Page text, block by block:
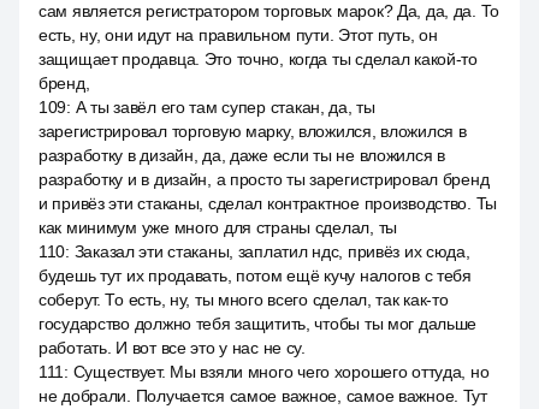
сам является регистратором торговых марок? Да, да, да. То
есть, ну, они идут на правильном пути. Этот путь, он
защищает продавца. Это точно, когда ты сделал какой-то
бренд,
109: А ты завёл его там супер стакан, да, ты
зарегистрировал торговую марку, вложился, вложился в
разработку в дизайн, да, даже если ты не вложился в
разработку и в дизайн, а просто ты зарегистрировал бренд
и привёз эти стаканы, сделал контрактное производство. Ты
как минимум уже много для страны сделал, ты
110: Заказал эти стаканы, заплатил ндс, привёз их сюда,
будешь тут их продавать, потом ещё кучу налогов с тебя
соберут. То есть, ну, ты много всего сделал, так как-то
государство должно тебя защитить, чтобы ты мог дальше
работать. И вот все это у нас не су.
111 : Существует. Мы взяли много чего хорошего оттуда, но
не добрали. Получается самое важное, самое важное. Тут